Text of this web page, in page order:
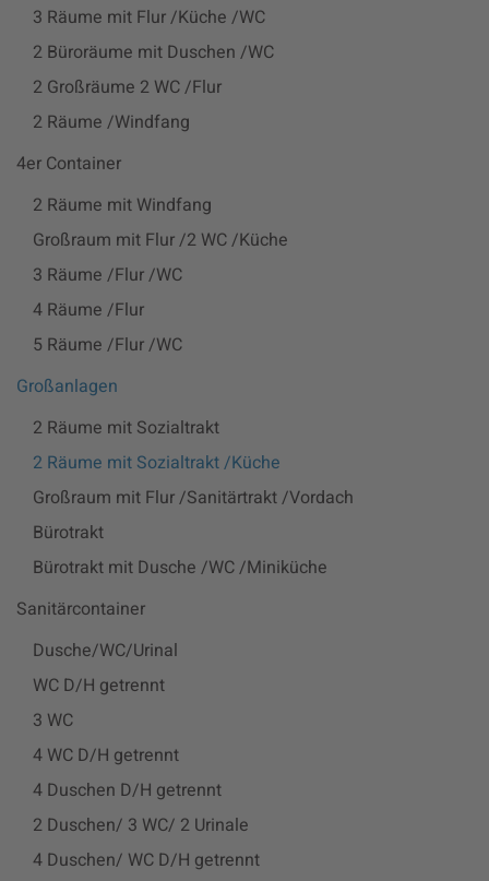
3 Räume mit Flur /Küche /WC
2 Büroräume mit Duschen /WC
2 Großräume 2 WC /Flur
2 Räume /Windfang
4er Container
2 Räume mit Windfang
Großraum mit Flur /2 WC /Küche
3 Räume /Flur /WC
4 Räume /Flur
5 Räume /Flur /WC
Großanlagen
2 Räume mit Sozialtrakt
2 Räume mit Sozialtrakt /Küche
Großraum mit Flur /Sanitärtrakt /Vordach
Bürotrakt
Bürotrakt mit Dusche /WC /Miniküche
Sanitärcontainer
Dusche/WC/Urinal
WC D/H getrennt
3 WC
4 WC D/H getrennt
4 Duschen D/H getrennt
2 Duschen/ 3 WC/ 2 Urinale
4 Duschen/ WC D/H getrennt